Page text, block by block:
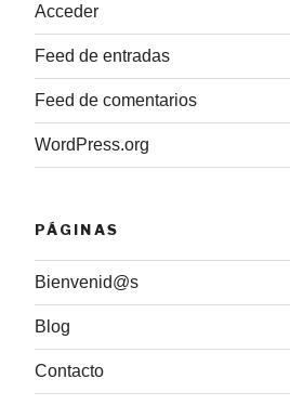
Acceder
Feed de entradas
Feed de comentarios
WordPress.org
PÁGINAS
Bienvenid@s
Blog
Contacto